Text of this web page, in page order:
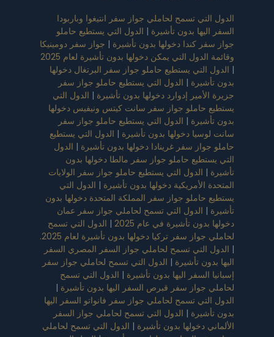
الدول التي تسمح لحاملي جواز سفر انتيغوا وباربودا
السفر اليها بدون تأشيرة | الدول التي يستطيع حاملو
جواز سفر كندا دخولها بدون تأشيرة | جواز سفر دومينيكا
وقائمة الدول التي يمكن دخولها بدون تأشيرة لعام 2025
| الدول التي يستطيع حاملو جواز سفر البرتغال دخولها
بدون تأشيرة | الدول التي يستطيع حاملو جواز سفر
جزيرة الأمير إدوارد دخولها بدون تأشيرة | الدول التي
يستطيع حاملو جواز سفر سانت كيتس ونيفيس دخولها
بدون تأشيرة | الدول التي يستطيع حاملو جواز سفر
سانت لوسيا دخولها بدون تأشيرة | الدول التي يستطيع
حاملو جواز سفر غرينادا دخولها بدون تأشيرة | الدول
التي يستطيع حاملو جواز سفر مالطا دخولها بدون
تأشيرة | الدول التي يستطيع حاملو جواز سفر الولايات
المتحدة الأمريكية دخولها بدون تأشيرة | الدول التي
يستطيع حاملو جواز سفر المملكة المتحدة دخولها بدون
تأشيرة | الدول التي تسمح لحاملي جواز سفر عمان
دخولها بدون تأشيرة في عام 2025
| الدول التي تسمح
لحاملي جواز سفر تركيا دخولها بدون تأشيرة لعام 2025.
| الدول التي تسمح لحاملي جواز السفر المصري السفر
اليها بدون تأشيرة | الدول التي تسمح لحاملي جواز سفر
إسبانيا السفر اليها بدون تأشيرة | الدول التي تسمح
لحاملي جواز سفر قبرص السفر اليها بدون تأشيرة |
الدول التي تسمح لحاملي جواز سفر فانواتو السفر اليها
بدون تأشيرة | الدول التي تسمح لحاملي جواز السفر
الألماني دخولها بدون تأشيرة | الدول التي تسمح لحاملي